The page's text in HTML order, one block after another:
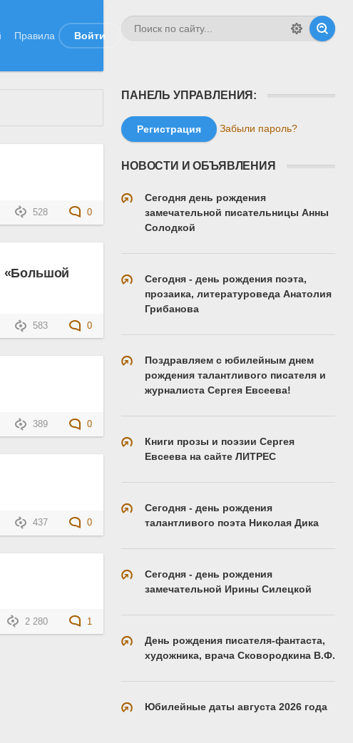
Правила Войти
528 0
«Большой
583 0
389 0
437 0
2 280 1
ПАНЕЛЬ УПРАВЛЕНИЯ:
Регистрация Забыли пароль?
НОВОСТИ И ОБЪЯВЛЕНИЯ
Сегодня день рождения
замечательной писательницы Анны
Солодкой
Сегодня - день рождения поэта,
прозаика, литературоведа Анатолия
Грибанова
Поздравляем с юбилейным днем
рождения талантливого писателя и
журналиста Сергея Евсеева!
Книги прозы и поэзии Сергея
Евсеева на сайте ЛИТРЕС
Сегодня - день рождения
талантливого поэта Николая Дика
Сегодня - день рождения
замечательной Ирины Силецкой
День рождения писателя-фантаста,
художника, врача Сковородкина В.Ф.
Юбилейные даты августа 2026 года